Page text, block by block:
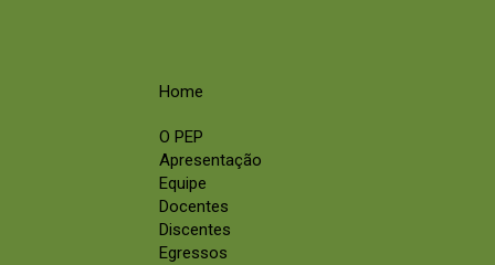
Home
O PEP
Apresentação
Equipe
Docentes
Discentes
Egressos